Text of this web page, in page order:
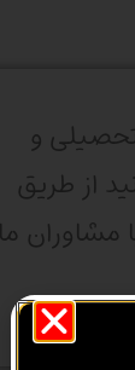
و
از طریق
و تماس مستقیم با شماره ۰۹۱۰۰۸۰۰۷۱۸ با